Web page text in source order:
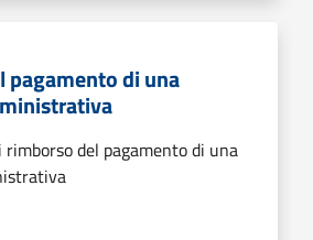
pagamento di una
rimborso del pagamento di una